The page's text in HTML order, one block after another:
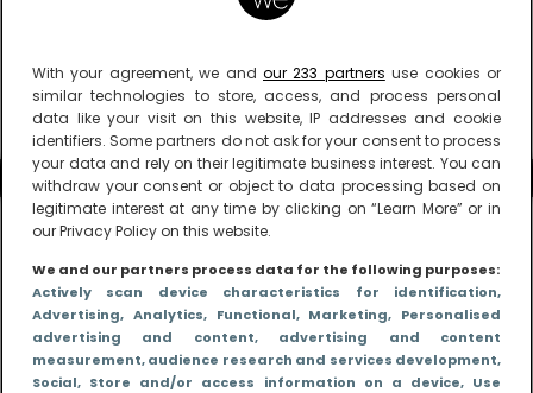
With your agreement, we and our 233 partners use cookies or
similar technologies to store, access, and process personal
data like your visit on this website, IP addresses and cookie
identifiers. Some partners do not ask for your consent to process
your data and rely on their legitimate business interest. You can
withdraw your consent or object to data processing based on
legitimate interest at any time by clicking on “Learn More” or in
our Privacy Policy on this website.
We and our partners process data for the following purposes:
Actively scan device characteristics for identification,
Advertising, Analytics, Functional, Marketing, Personalised
advertising and content, advertising and content
measurement, audience research and services development,
Social, Store and/or access information on a device, Use